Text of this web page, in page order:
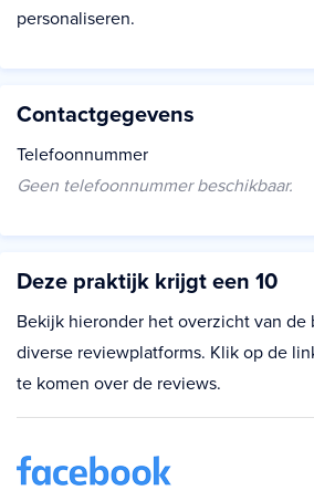
personaliseren.
Contactgegevens
Telefoonnummer
Geen telefoonnummer beschikbaar.
Deze praktijk krijgt een 10
Bekijk hieronder het overzicht van
diverse reviewplatforms. Klik op de
te komen over de reviews.